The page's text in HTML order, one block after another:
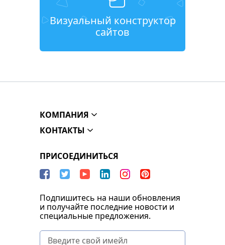
Визуальный конструктор
сайтов
КОМПАНИЯ
КОНТАКТЫ
ПРИСОЕДИНИТЬСЯ
Подпишитесь на наши обновления
и получайте последние новости и
специальные предложения.